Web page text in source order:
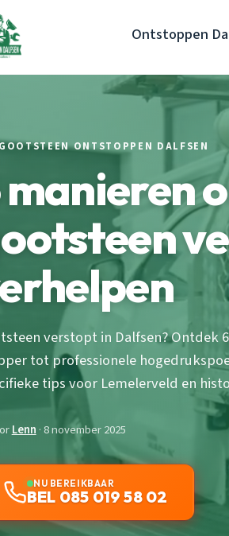
Ontstoppen
ONTSTOPPEN DALFSEN
manieren
verstopt in Dalfsen? Ontdek
tot professionele
tips voor Lemelerveld en
Lenn · 8 november 2025
NU BEREIKBAAR
BEL 085 019 58 02